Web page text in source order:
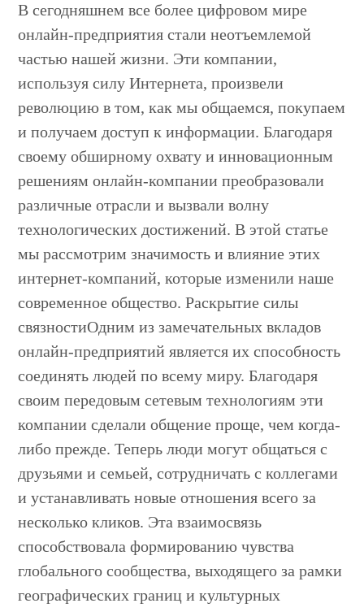
В сегодняшнем все более цифровом мире
онлайн-предприятия стали неотъемлемой
частью нашей жизни. Эти компании,
используя силу Интернета, произвели
революцию в том, как мы общаемся, покупаем
и получаем доступ к информации. Благодаря
своему обширному охвату и инновационным
решениям онлайн-компании преобразовали
различные отрасли и вызвали волну
технологических достижений. В этой статье
мы рассмотрим значимость и влияние этих
интернет-компаний, которые изменили наше
современное общество. Раскрытие силы
связностиОдним из замечательных вкладов
онлайн-предприятий является их способность
соединять людей по всему миру. Благодаря
своим передовым сетевым технологиям эти
компании сделали общение проще, чем когда-
либо прежде. Теперь люди могут общаться с
друзьями и семьей, сотрудничать с коллегами
и устанавливать новые отношения всего за
несколько кликов. Эта взаимосвязь
способствовала формированию чувства
глобального сообщества, выходящего за рамки
географических границ и культурных